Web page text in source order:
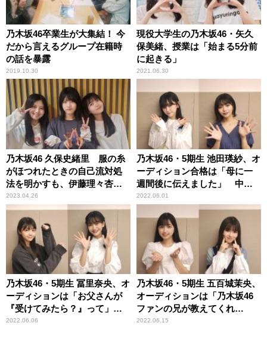
乃木坂46卒業生が大集結！ 今
だから言えるグループ在籍時
の話を暴露
2019.10.30
現役大学生の乃木坂46・矢久
保美緒、授業は「始まる5分前
に起きる」
2021.06.30
乃木坂46 久保史緒里 服の糸
がほつれたときの自己流対処
法を明かすも、伊藤理々杏・
林瑠奈は「悪いライフハック
では？（笑）」と半信半疑
2023.04.26
乃木坂46・5期生 池田瑛紗、オ
ーディション合格は「母に一
週間後に伝えました」 中西
アルノ、最近は「B級ホラー映
画をずっと見てます」
2022.06.01
乃木坂46・5期生 冨里奈央、オ
ーディションは「お父さんが
『受けてみたら？』って」
奥田いろは、中学では「軽音
2022.06.06
乃木坂46・5期生 五百城茉央、
オーディションは「乃木坂46
ファンの兄が教えてくれ
て」 小川彩、趣味は「スポ
2022.06.15